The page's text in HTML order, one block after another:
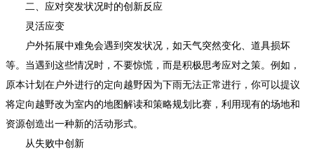
二、应对突发状况时的创新反应
灵活应变
户外拓展中难免会遇到突发状况，如天气突然变化、道具损坏
等。当遇到这些情况时，不要惊慌，而是积极思考应对之策。例如，
原本计划在户外进行的定向越野因为下雨无法正常进行，你可以提议
将定向越野改为室内的地图解读和策略规划比赛，利用现有的场地和
资源创造出一种新的活动形式。
从失败中创新